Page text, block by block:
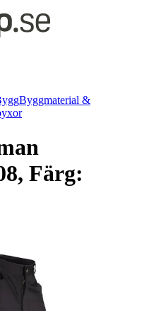
Byggmaterial &
Färg: